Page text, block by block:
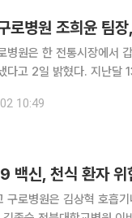
로병원 조희윤 팀
병원은 한 전통시장에서
일 오후 1시경 동대문구 청량리전통시장의 한 가게 안에서
이 현장 상황을 파악한 뒤
10:49
백신, 천식 환자
구로병원은 김상혁 호흡